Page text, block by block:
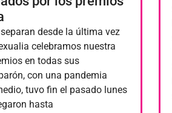
desde la última vez
celebramos nuestra
en todas sus
con una pandemia
tuvo fin el pasado lunes
hasta